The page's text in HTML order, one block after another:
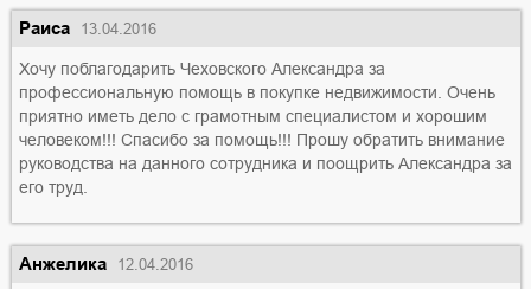
Раиса 13.04.2016
Хочу поблагодарить Чеховского Александра за
профессиональную помощь в покупке недвижимости. Очень
приятно иметь дело с грамотным специалистом и хорошим
человеком!!! Спасибо за помощь!!! Прошу обратить внимание
руководства на данного сотрудника и поощрить Александра за
его труд.
Анжелика 12.04.2016